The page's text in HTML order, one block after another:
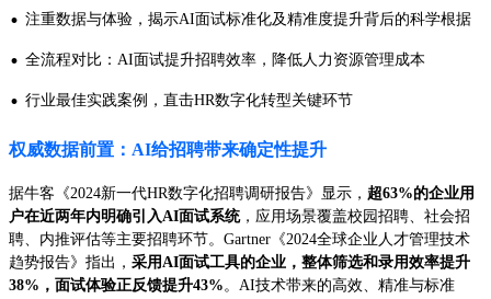
· 注重数据与体验，揭示AI面试标准化及精准度提升背后的科学根据
· 全流程对比：AI面试提升招聘效率，降低人力资源管理成本
· 行业最佳实践案例，直击HR数字化转型关键环节
权威数据前置：AI给招聘带来确定性提升
据牛客《2024新一代HR数字化招聘调研报告》显示， 超63%的企业用
户在近两年内明确引入AI面试系统，应用场景覆盖校园招聘、社会招
聘、内推评估等主要招聘环节。Gartner《2024全球企业人才管理技术
趋势报告》指出， 采用AI面试工具的企业，整体筛选和录用效率提升
38%，面试体验正反馈提升43%。AI技术带来的高效、精准与标准